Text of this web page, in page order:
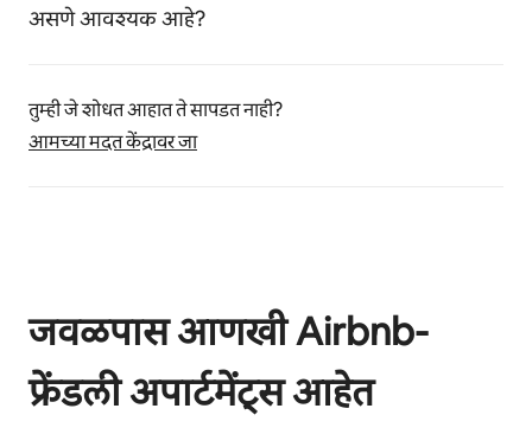
असणे आवश्यक आहे?
तुम्ही जे शोधत आहात ते सापडत नाही?
आमच्या मदत केंद्रावर जा
जवळपास आणखी Airbnb-
फ्रेंडली अपार्टमेंट्स आहेत